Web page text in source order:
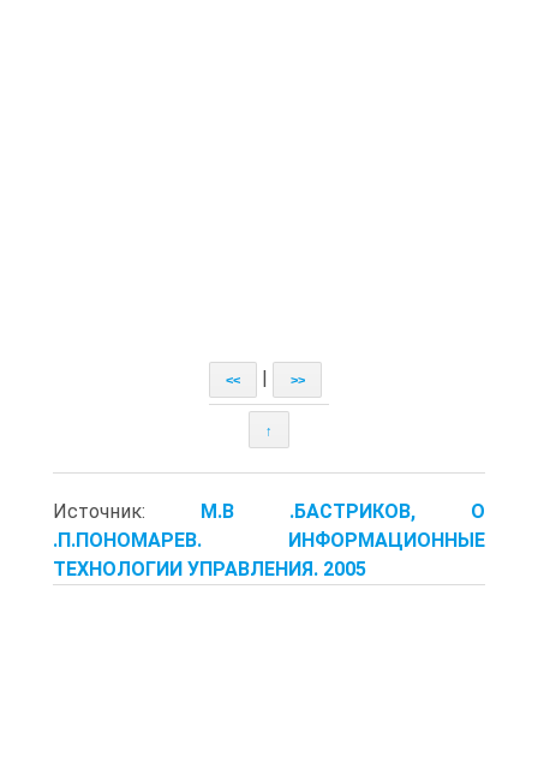
<< >>
↑
Источник: М.В .БАСТРИКОВ, О
.П.ПОНОМАРЕВ. ИНФОРМАЦИОННЫЕ
ТЕХНОЛОГИИ УПРАВЛЕНИЯ. 2005